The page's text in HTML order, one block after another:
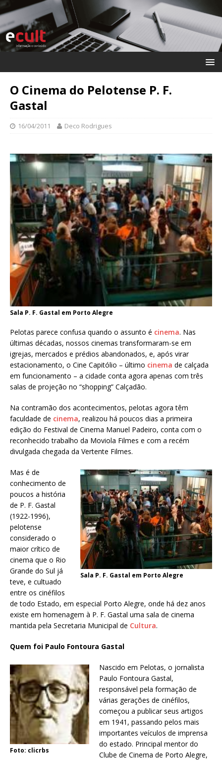
O Cinema do Pelotense P. F.
Gastal
16/04/2011 Deco Rodrigues
Sala P. F. Gastal em Porto Alegre
Pelotas parece confusa quando o assunto é cinema. Nas
últimas décadas, nossos cinemas transformaram-se em
igrejas, mercados e prédios abandonados, e, após virar
estacionamento, o Cine Capitólio – último cinema de calçada
em funcionamento – a cidade conta agora apenas com três
salas de projeção no “shopping” Calçadão.
Na contramão dos acontecimentos, pelotas agora têm
faculdade de cinema, realizou há poucos dias a primeira
edição do Festival de Cinema Manuel Padeiro, conta com o
reconhecido trabalho da Moviola Filmes e com a recém
divulgada chegada da Vertente Filmes.
Sala P. F. Gastal em Porto Alegre
Mas é de
conhecimento de
poucos a história
de P. F. Gastal
(1922-1996),
pelotense
considerado o
maior crítico de
cinema que o Rio
Grande do Sul já
teve, e cultuado
entre os cinéfilos
de todo Estado, em especial Porto Alegre, onde há dez anos
existe em homenagem à P. F. Gastal uma sala de cinema
mantida pela Secretaria Municipal de Cultura.
Quem foi Paulo Fontoura Gastal
Foto: clicrbs
Nascido em Pelotas, o jornalista
Paulo Fontoura Gastal,
responsável pela formação de
várias gerações de cinéfilos,
começou a publicar seus artigos
em 1941, passando pelos mais
importantes veículos de imprensa
do estado. Principal mentor do
Clube de Cinema de Porto Alegre,